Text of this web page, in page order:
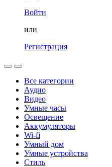
Войти
или
Регистрация
Все категории
Аудио
Видео
Умные часы
Освещение
Аккумуляторы
Wi-fi
Умный дом
Умные устройства
Стиль